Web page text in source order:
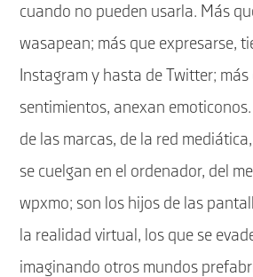
cuando no pueden usarla. Más
wasapean; más que expresarse,
Instagram y hasta de Twitter;
sentimientos, anexan
de las marcas, de la red
se cuelgan en el ordenador, del
wpxmo; son los hijos de las
la realidad virtual, los que se
imaginando otros mundos